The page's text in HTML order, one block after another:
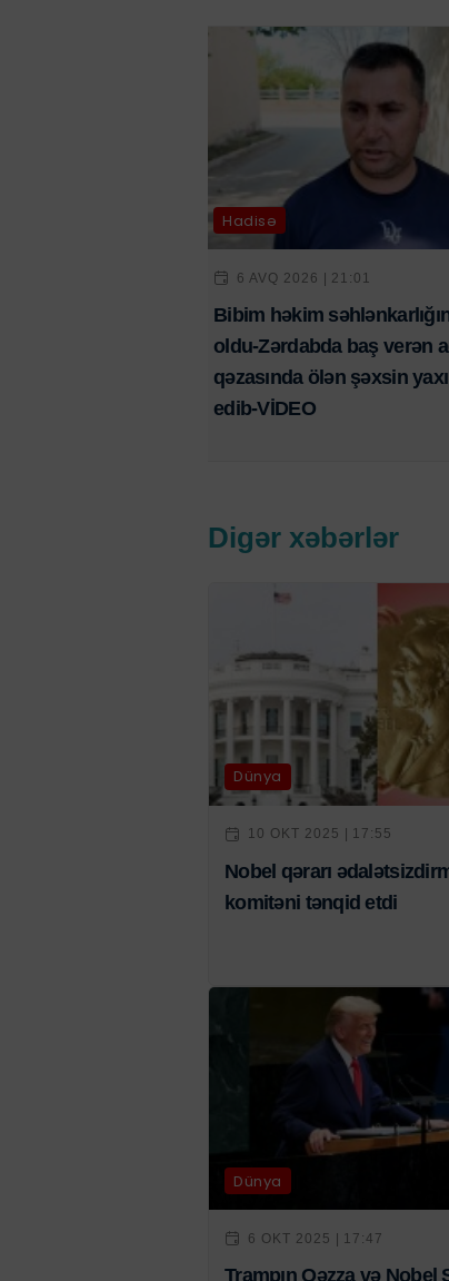
Hadisə
6 AVQ 2026 | 21:01
Bibim həkim
oldu-Zərdabda baş verən
qəzasında ölən şəxsin
edib-VİDEO
Digər xəbərlər
Dünya
10 OKT 2025 | 17:55
Nobel qərarı
komitəni tənqid etdi
Dünya
6 OKT 2025 | 17:47
Trampın Qəzza və Nobel